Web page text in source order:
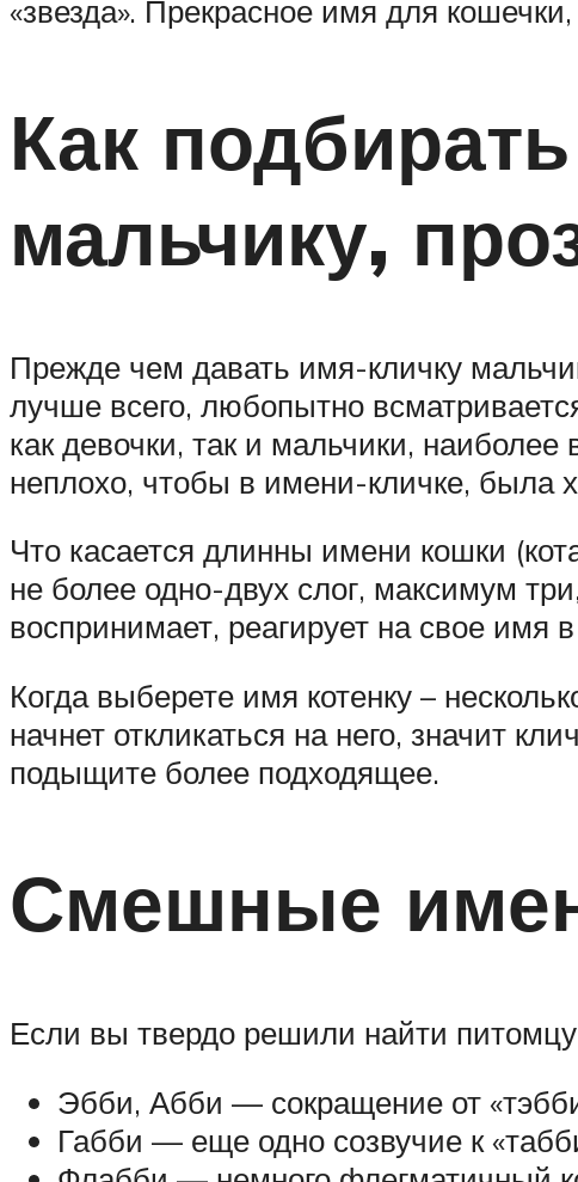
«звезда». Прекрасное имя для
Как
мальчику,
Прежде чем давать имя-кличку
лучше всего, любопытно
как девочки, так и мальчики,
неплохо, чтобы в имени-кличке, была
Что касается длинны имени кошки
не более одно-двух слог, максимум
воспринимает, реагирует на свое имя
Когда выберете имя котенку –
начнет откликаться на него, значит
подыщите более подходящее.
Смешные
Если вы твердо решили найти
Эбби, Абби — сокращение от
Габби — еще одно созвучие к